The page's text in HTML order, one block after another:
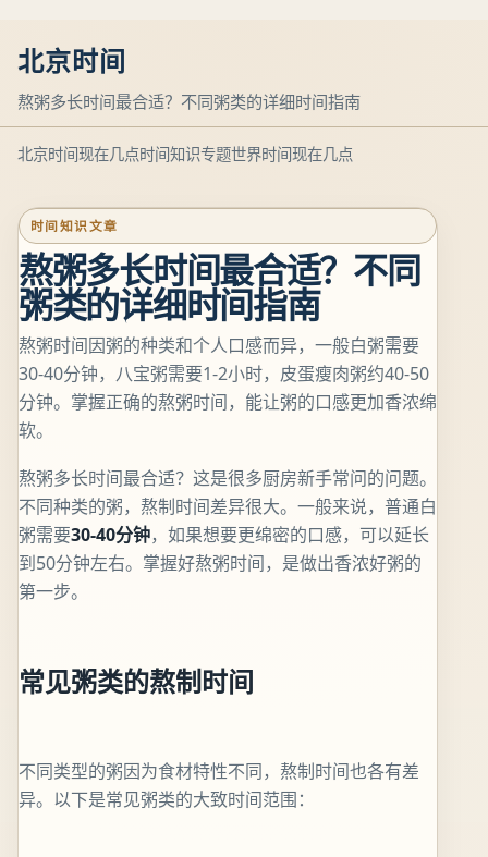
北京时间
熬粥多长时间最合适？不同粥类的详细时间指南
北京时间现在几点时间知识专题世界时间现在几点
时间知识文章
熬粥多长时间最合适？不同
粥类的详细时间指南
熬粥时间因粥的种类和个人口感而异，一般白粥需要
30-40分钟，八宝粥需要1-2小时，皮蛋瘦肉粥约40-50
分钟。掌握正确的熬粥时间，能让粥的口感更加香浓绵
软。
熬粥多长时间最合适？这是很多厨房新手常问的问题。
不同种类的粥，熬制时间差异很大。一般来说，普通白
粥需要30-40分钟，如果想要更绵密的口感，可以延长
到50分钟左右。掌握好熬粥时间，是做出香浓好粥的
第一步。
常见粥类的熬制时间
不同类型的粥因为食材特性不同，熬制时间也各有差
异。以下是常见粥类的大致时间范围：